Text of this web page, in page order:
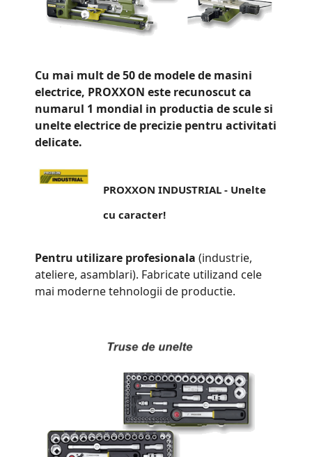
Cu mai mult de 50 de modele de masini
electrice, PROXXON este recunoscut ca
numarul 1 mondial in productia de scule si
unelte electrice de precizie pentru activitati
delicate.
PROXXON INDUSTRIAL - Unelte
cu caracter!
Pentru utilizare profesionala (industrie,
ateliere, asamblari). Fabricate utilizand cele
mai moderne tehnologii de productie.